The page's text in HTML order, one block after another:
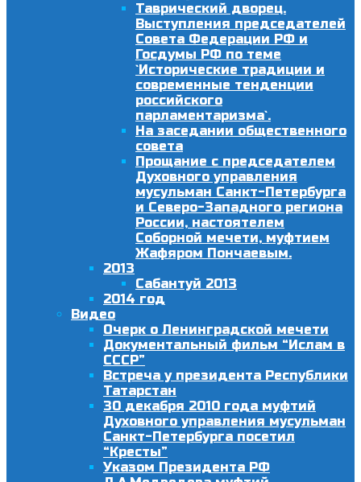
Таврический дворец.
Выступления председателей
Совета Федерации РФ и
Госдумы РФ по теме
`Исторические традиции и
современные тенденции
российского
парламентаризма`.
На заседании общественного
совета
Прощание с председателем
Духовного управления
мусульман Санкт-Петербурга
и Северо-Западного региона
России, настоятелем
Соборной мечети, муфтием
Жафяром Пончаевым.
2013
Сабантуй 2013
2014 год
Видео
Очерк о Ленинградской мечети
Документальный фильм “Ислам в
СССР”
Встреча у президента Республики
Татарстан
30 декабря 2010 года муфтий
Духовного управления мусульман
Санкт-Петербурга посетил
“Кресты”
Указом Президента РФ